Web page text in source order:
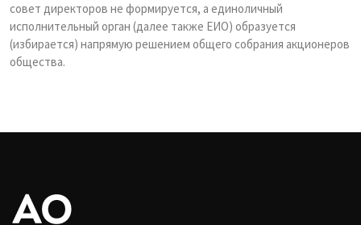
совет директоров не формируется, а единоличный
исполнительный орган (далее также ЕИО) образуется
(избирается) напрямую решением общего собрания акционеров
общества.